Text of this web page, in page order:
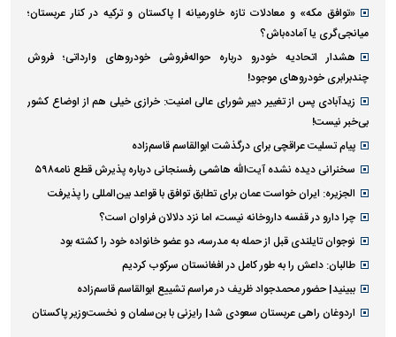
«توافق مکه» و معادلات تازه خاورمیانه | پاکستان و ترکیه در کنار عربستان؛
میانجی‌گری یا آماده‌باش؟
هشدار اتحادیه خودرو درباره حواله‌فروشی خودروهای وارداتی‌؛ فروش
چندبرابری خودروهای موجود!
زیدآبادی پس از تغییر دبیر شورای عالی امنیت: خرازی خیلی هم از اوضاع کشور
بی‌خبر نیست!
پیام تسلیت عراقچی برای درگذشت ابوالقاسم قاسم‌زاده
سخنرانی دیده نشده آیت‌الله هاشمی رفسنجانی درباره پذیرش قطع نامه۵۹۸
الجزیره: ایران خواست عمان برای تطابق توافق با قواعد بین‌المللی را پذیرفت
چرا دارو در قفسه داروخانه نیست، اما نزد دلالان فراوان است؟
نوجوان تایلندی قبل از حمله به مدرسه، دو عضو خانواده خود را کشته بود
طالبان: داعش را به طور کامل در افغانستان سرکوب کردیم
ببینید| حضور محمدجواد ظریف در مراسم تشییع ابوالقاسم قاسم‌زاده
اردوغان راهی عربستان سعودی شد| رایزنی با بن‌سلمان و نخست‌وزیر پاکستان